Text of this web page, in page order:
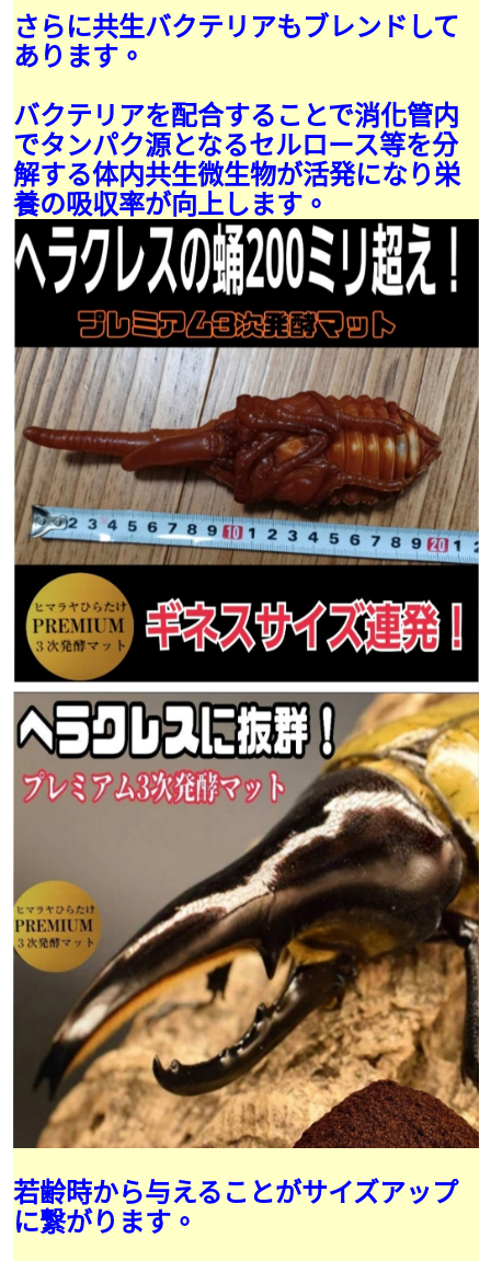
さらに共生バクテリアもブレンドして
あります。
バクテリアを配合することで消化管内
でタンパク源となるセルロース等を分
解する体内共生微生物が活発になり栄
養の吸収率が向上します。
若齢時から与えることがサイズアップ
に繋がります。